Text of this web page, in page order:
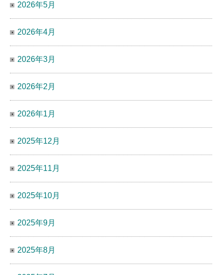
2026年5月
2026年4月
2026年3月
2026年2月
2026年1月
2025年12月
2025年11月
2025年10月
2025年9月
2025年8月